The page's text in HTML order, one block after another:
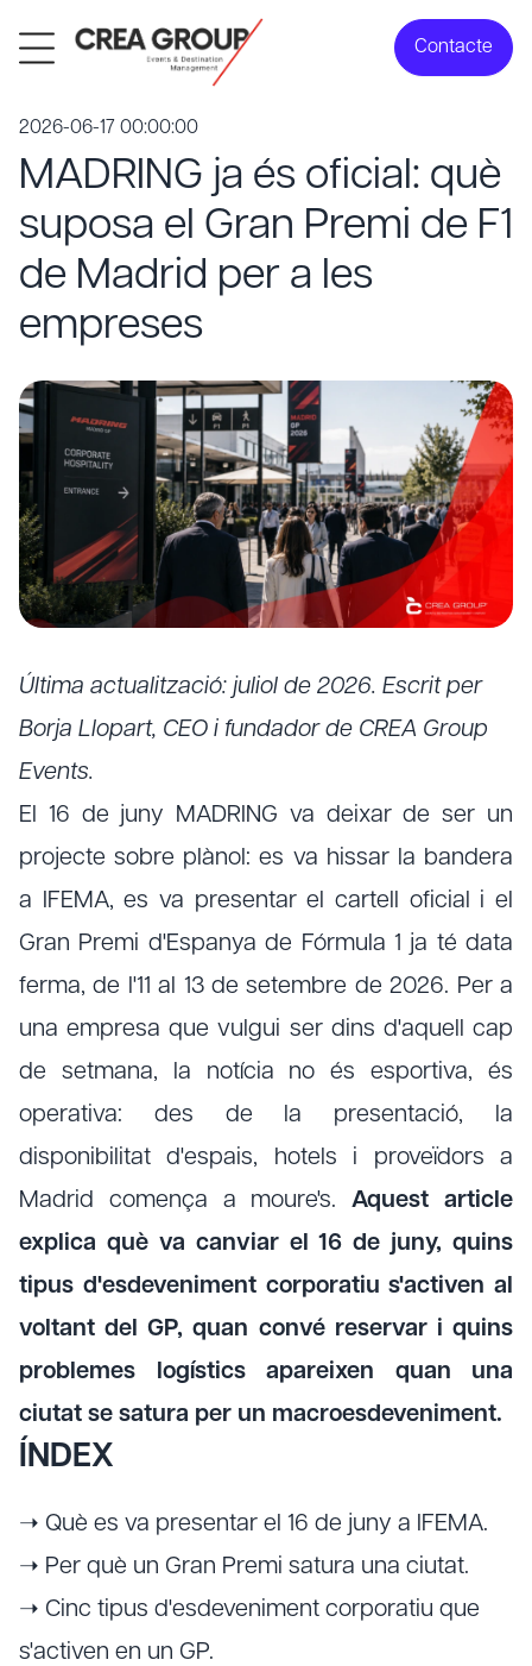
Contacte
2026-06-17 00:00:00
MADRING ja és oficial: què
suposa el Gran Premi de F1
de Madrid per a les
empreses
Última actualització: juliol de 2026. Escrit per
Borja Llopart, CEO i fundador de CREA Group
Events.
El 16 de juny MADRING va deixar de ser un
projecte sobre plànol: es va hissar la bandera
a IFEMA, es va presentar el cartell oficial i el
Gran Premi d'Espanya de Fórmula 1 ja té data
ferma, de l'11 al 13 de setembre de 2026. Per a
una empresa que vulgui ser dins d'aquell cap
de setmana, la notícia no és esportiva, és
operativa: des de la presentació, la
disponibilitat d'espais, hotels i proveïdors a
Madrid comença a moure's.Aquest article
explica què va canviar el 16 de juny, quins
tipus d'esdeveniment corporatiu s'activen al
voltant del GP, quan convé reservar i quins
problemes logístics apareixen quan una
ciutat se satura per un macroesdeveniment.
ÍNDEX
➝ Què es va presentar el 16 de juny a IFEMA.
➝ Per què un Gran Premi satura una ciutat.
➝ Cinc tipus d'esdeveniment corporatiu que
s'activen en un GP.